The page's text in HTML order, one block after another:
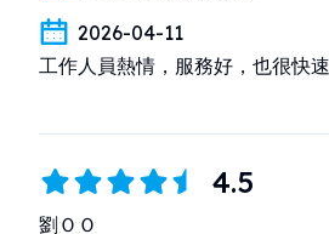
2026-04-11
工作人員熱情，服務好，也很快
4.5
劉ＯＯ